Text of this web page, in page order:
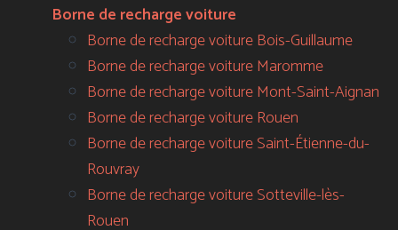
Borne de recharge voiture
Borne de recharge voiture Bois-Guillaume
Borne de recharge voiture Maromme
Borne de recharge voiture Mont-Saint-Aignan
Borne de recharge voiture Rouen
Borne de recharge voiture Saint-Étienne-du-
Rouvray
Borne de recharge voiture Sotteville-lès-
Rouen